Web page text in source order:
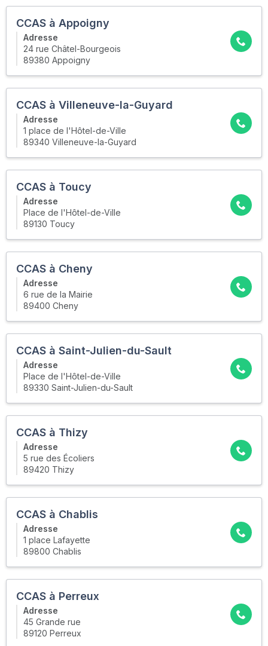
CCAS à Appoigny
Adresse
24 rue Châtel-Bourgeois
89380 Appoigny
CCAS à Villeneuve-la-Guyard
Adresse
1 place de l'Hôtel-de-Ville
89340 Villeneuve-la-Guyard
CCAS à Toucy
Adresse
Place de l'Hôtel-de-Ville
89130 Toucy
CCAS à Cheny
Adresse
6 rue de la Mairie
89400 Cheny
CCAS à Saint-Julien-du-Sault
Adresse
Place de l'Hôtel-de-Ville
89330 Saint-Julien-du-Sault
CCAS à Thizy
Adresse
5 rue des Écoliers
89420 Thizy
CCAS à Chablis
Adresse
1 place Lafayette
89800 Chablis
CCAS à Perreux
Adresse
45 Grande rue
89120 Perreux